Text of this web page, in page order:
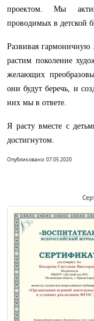
проектом. Мы
проводимых в детской
Развивая
растим поколение
желающих
они будут беречь, и
них мы в ответе.
Я расту вместе с
достигнутом.
Опубликовано: 07.05.2020